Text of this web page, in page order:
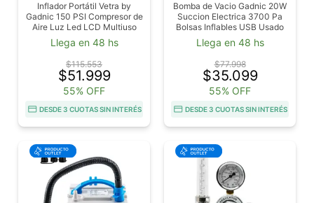
Inflador Portátil Vetra by
Gadnic 150 PSI Compresor de
Aire Luz Led LCD Multiuso
Compacto Outlet
Llega en 48 hs
$115.553
$51.999
55% OFF
DESDE 3 CUOTAS SIN INTERÉS
Bomba de Vacio Gadnic 20W
Succion Electrica 3700 Pa
Bolsas Inflables USB Usado
Llega en 48 hs
$77.998
$35.099
55% OFF
DESDE 3 CUOTAS SIN INTERÉS